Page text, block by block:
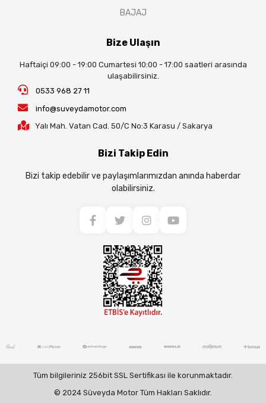
BAJAJ
Bize Ulaşın
Haftaiçi 09:00 - 19:00 Cumartesi 10:00 - 17:00 saatleri arasında
ulaşabilirsiniz.
0533 968 27 11
info@suveydamotor.com
Yalı Mah. Vatan Cad. 50/C No:3 Karasu / Sakarya
Bizi Takip Edin
Bizi takip edebilir ve paylaşımlarımızdan anında haberdar
olabilirsiniz.
Tüm bilgileriniz 256bit SSL Sertifikası ile korunmaktadır.
© 2024 Süveyda Motor Tüm Hakları Saklıdır.